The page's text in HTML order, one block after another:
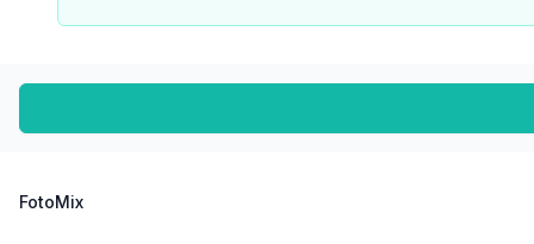
Arzt <2.325m
FotoMix